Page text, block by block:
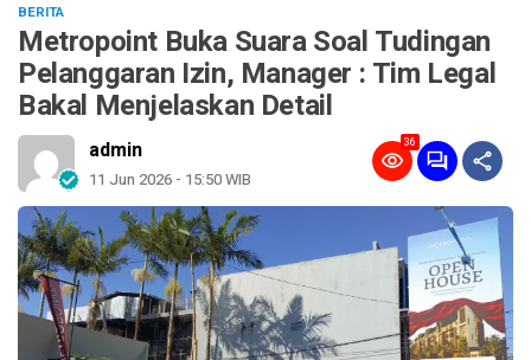
BERITA
Metropoint Buka Suara Soal Tudingan
Pelanggaran Izin, Manager : Tim Legal
Bakal Menjelaskan Detail
admin
11 Jun 2026 - 15:50 WIB
36